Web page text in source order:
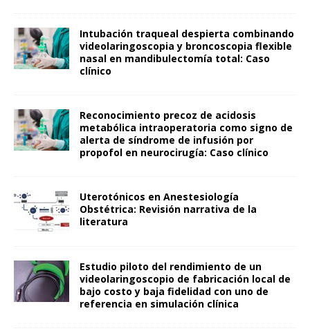
Intubación traqueal despierta combinando
videolaringoscopia y broncoscopia flexible
nasal en mandibulectomía total: Caso
clínico
Reconocimiento precoz de acidosis
metabólica intraoperatoria como signo de
alerta de síndrome de infusión por
propofol en neurocirugía: Caso clínico
Uterotónicos en Anestesiología
Obstétrica: Revisión narrativa de la
literatura
Estudio piloto del rendimiento de un
videolaringoscopio de fabricación local de
bajo costo y baja fidelidad con uno de
referencia en simulación clínica